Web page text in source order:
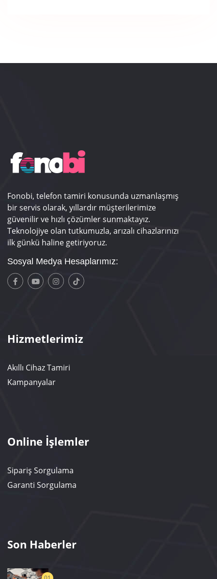
Fonobi, telefon tamiri konusunda uzmanlaşmış
bir servis olarak, yıllardır müşterilerimize
güvenilir ve hızlı çözümler sunmaktayız.
Teknolojiye olan tutkumuzla, arızalı cihazlarınızı
ilk günkü haline getiriyoruz.
Sosyal Medya Hesaplarımız:
Hizmetlerimiz
Akıllı Cihaz Tamiri
Kampanyalar
Online İşlemler
Sipariş Sorgulama
Garanti Sorgulama
Son Haberler